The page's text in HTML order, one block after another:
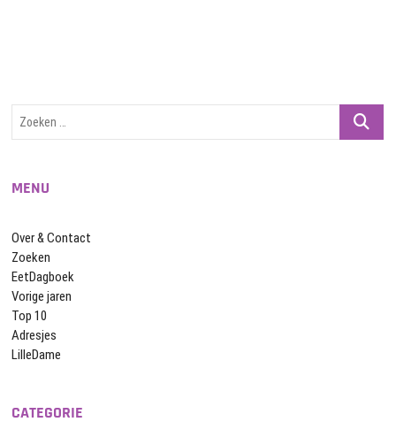
Zoeken
MENU
Over & Contact
Zoeken
EetDagboek
Vorige jaren
Top 10
Adresjes
LilleDame
CATEGORIE